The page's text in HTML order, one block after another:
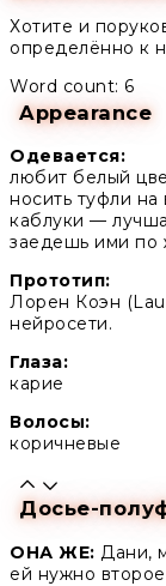
Хотите и
определённо к
Word count: 6
Appearance
Одевается:
любит белый
носить туфли
каблуки —
заедешь ими по
Прототип:
Лорен Коэн
нейросети.
Глаза:
карие
Волосы:
коричневые
Досье-
ОНА ЖЕ: Дани,
ей нужно